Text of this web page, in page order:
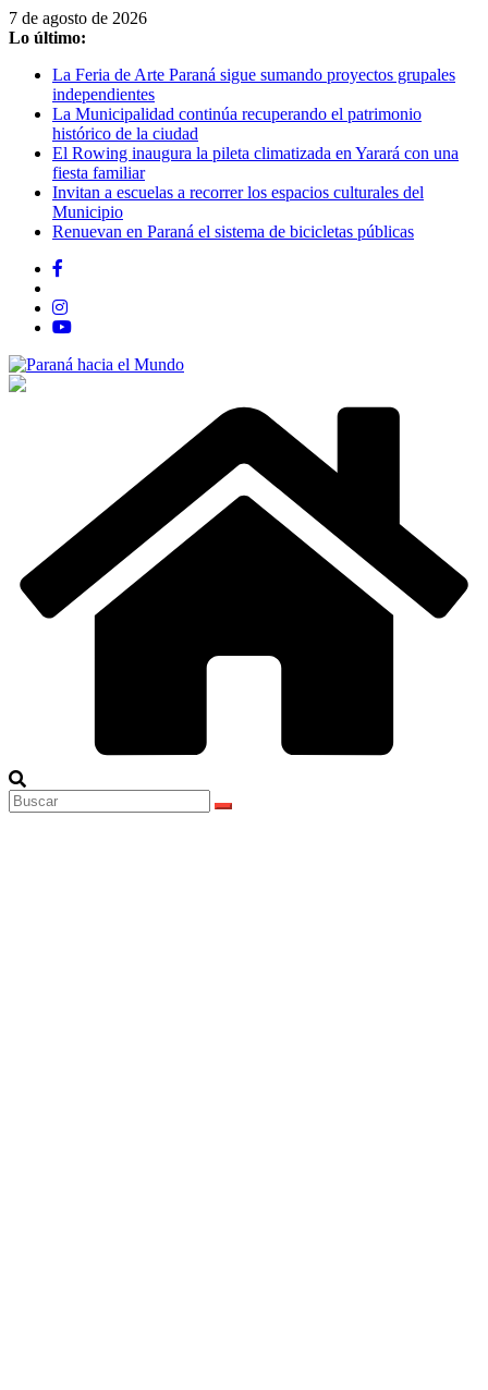
Saltar
al
7 de agosto de 2026
Lo último:
La Feria de Arte Paraná sigue sumando proyectos grupales
independientes
La Municipalidad continúa recuperando el patrimonio
histórico de la ciudad
El Rowing inaugura la pileta climatizada en Yarará con una
fiesta familiar
Invitan a escuelas a recorrer los espacios culturales del
Municipio
Renuevan en Paraná el sistema de bicicletas públicas